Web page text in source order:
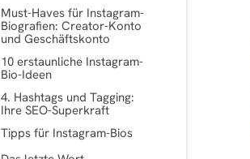
Must-Haves für Instagram-
Biografien: Creator-Konto
und Geschäftskonto
10 erstaunliche Instagram-
Bio-Ideen
4. Hashtags und Tagging:
Ihre SEO-Superkraft
Tipps für Instagram-Bios